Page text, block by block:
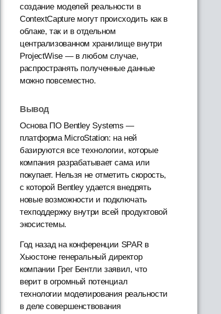
создание моделей реальности в
ContextCapture могут происходить как в
облаке, так и в отдельном
централизованном хранилище внутри
ProjectWise — в любом случае,
распространять полученные данные
можно повсеместно.
Вывод
Основа ПО Bentley Systems —
платформа MicroStation: на ней
базируются все технологии, которые
компания разрабатывает сама или
покупает. Нельзя не отметить скорость,
с которой Bentley удается внедрять
новые возможности и подключать
техподдержку внутри всей продуктовой
экосистемы.
Год назад на конференции SPAR в
Хьюстоне генеральный директор
компании Грег Бентли заявил, что
верит в огромный потенциал
технологии моделирования реальности
в деле совершенствования